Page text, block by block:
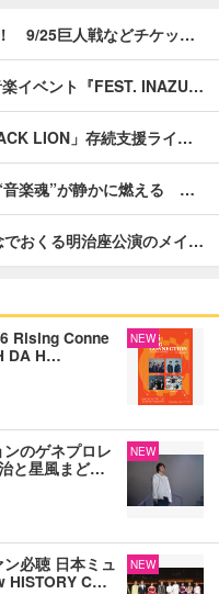
9/25巨人戦などチケッ…
イベント『FEST. INAZU…
LION」存続支援ライ…
楽魂”が静かに燃える …
おくる明治座公演のメイ…
Rising Conne
DA H…
NEW
のゲネプロレ
と星風まど…
NEW
必聴 日本ミュ
HISTORY C…
NEW